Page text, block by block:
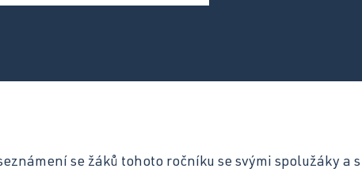
se žáků tohoto ročníku se svými spolužáky a s